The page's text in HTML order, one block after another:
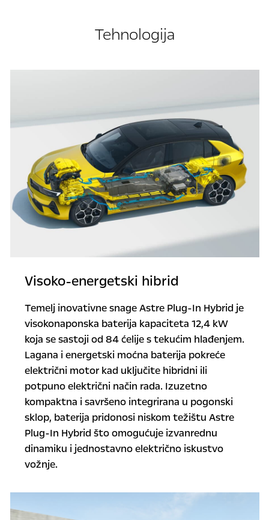
Tehnologija
Visoko-energetski hibrid
Temelj inovativne snage Astre Plug-In Hybrid je
visokonaponska baterija kapaciteta 12,4 kW
koja se sastoji od 84 ćelije s tekućim hlađenjem.
Lagana i energetski moćna baterija pokreće
električni motor kad uključite hibridni ili
potpuno električni način rada. Izuzetno
kompaktna i savršeno integrirana u pogonski
sklop, baterija pridonosi niskom težištu Astre
Plug-In Hybrid što omogućuje izvanrednu
dinamiku i jednostavno električno iskustvo
vožnje.